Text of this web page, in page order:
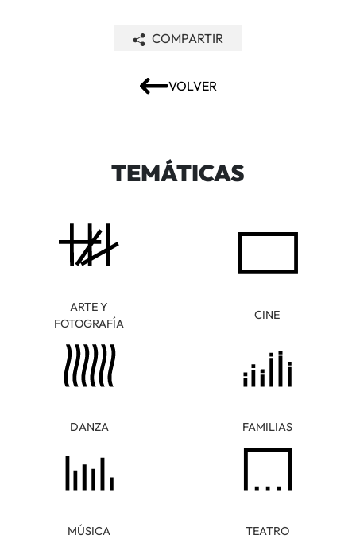
VOLVER
COMPARTIR
TEMÁTICAS
ARTE Y
FOTOGRAFÍA
CINE
DANZA FAMILIAS
MÚSICA TEATRO